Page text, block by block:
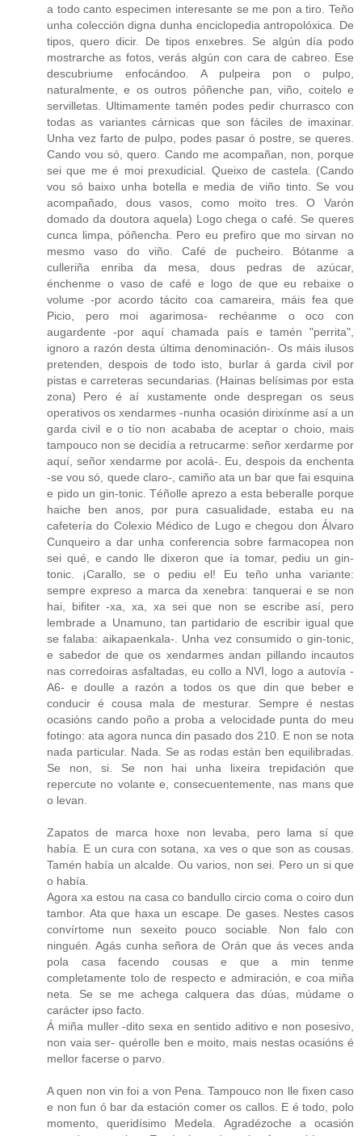
a todo canto especimen interesante se me pon a tiro. Teño
unha colección digna dunha enciclopedia antropolóxica. De
tipos, quero dicir. De tipos enxebres. Se algún día podo
mostrarche as fotos, verás algún con cara de cabreo. Ese
descubriume enfocándoo. A pulpeira pon o pulpo,
naturalmente, e os outros póñenche pan, viño, coitelo e
servilletas. Ultimamente tamén podes pedir churrasco con
todas as variantes cárnicas que son fáciles de imaxinar.
Unha vez farto de pulpo, podes pasar ó postre, se queres.
Cando vou só, quero. Cando me acompañan, non, porque
sei que me é moi prexudicial. Queixo de castela. (Cando
vou só baixo unha botella e media de viño tinto. Se vou
acompañado, dous vasos, como moito tres. O Varón
domado da doutora aquela) Logo chega o café. Se queres
cunca limpa, póñencha. Pero eu prefiro que mo sirvan no
mesmo vaso do viño. Café de pucheiro. Bótanme a
culleriña enriba da mesa, dous pedras de azúcar,
énchenme o vaso de café e logo de que eu rebaixe o
volume -por acordo tácito coa camareira, máis fea que
Picio, pero moi agarimosa- rechéanme o oco con
augardente -por aquí chamada país e tamén "perrita",
ignoro a razón desta última denominación-. Os máis ilusos
pretenden, despois de todo isto, burlar á garda civil por
pistas e carreteras secundarias. (Hainas belísimas por esta
zona) Pero é aí xustamente onde despregan os seus
operativos os xendarmes -nunha ocasión dirixínme así a un
garda civil e o tío non acababa de aceptar o choio, mais
tampouco non se decidía a retrucarme: señor xerdarme por
aquí, señor xendarme por acolá-. Eu, despois da enchenta
-se vou só, quede claro-, camiño ata un bar que fai esquina
e pido un gin-tonic. Téñolle aprezo a esta beberalle porque
haiche ben anos, por pura casualidade, estaba eu na
cafetería do Colexio Médico de Lugo e chegou don Álvaro
Cunqueiro a dar unha conferencia sobre farmacopea non
sei qué, e cando lle dixeron que ía tomar, pediu un gin-
tonic. ¡Carallo, se o pediu el! Eu teño unha variante:
sempre expreso a marca da xenebra: tanquerai e se non
hai, bifiter -xa, xa, xa sei que non se escribe así, pero
lembrade a Unamuno, tan partidario de escribir igual que
se falaba: aikapaenkala-. Unha vez consumido o gin-tonic,
e sabedor de que os xendarmes andan pillando incautos
nas corredoiras asfaltadas, eu collo a NVI, logo a autovía -
A6- e doulle a razón a todos os que din que beber e
conducir é cousa mala de mesturar. Sempre é nestas
ocasións cando poño a proba a velocidade punta do meu
fotingo: ata agora nunca din pasado dos 210. E non se nota
nada particular. Nada. Se as rodas están ben equilibradas.
Se non, si. Se non hai unha lixeira trepidación que
repercute no volante e, consecuentemente, nas mans que
o levan.
Zapatos de marca hoxe non levaba, pero lama sí que
había. E un cura con sotana, xa ves o que son as cousas.
Tamén había un alcalde. Ou varios, non sei. Pero un si que
o había.
Agora xa estou na casa co bandullo circio coma o coiro dun
tambor. Ata que haxa un escape. De gases. Nestes casos
convírtome nun sexeito pouco sociable. Non falo con
ninguén. Agás cunha señora de Orán que ás veces anda
pola casa facendo cousas e que a min tenme
completamente tolo de respecto e admiración, e coa miña
neta. Se se me achega calquera das dúas, múdame o
carácter ipso facto.
Á miña muller -dito sexa en sentido aditivo e non posesivo,
non vaia ser- quérolle ben e moito, mais nestas ocasións é
mellor facerse o parvo.
A quen non vin foi a von Pena. Tampouco non lle fixen caso
e non fun ó bar da estación comer os callos. E é todo, polo
momento, queridísimo Medela. Agradézoche a ocasión